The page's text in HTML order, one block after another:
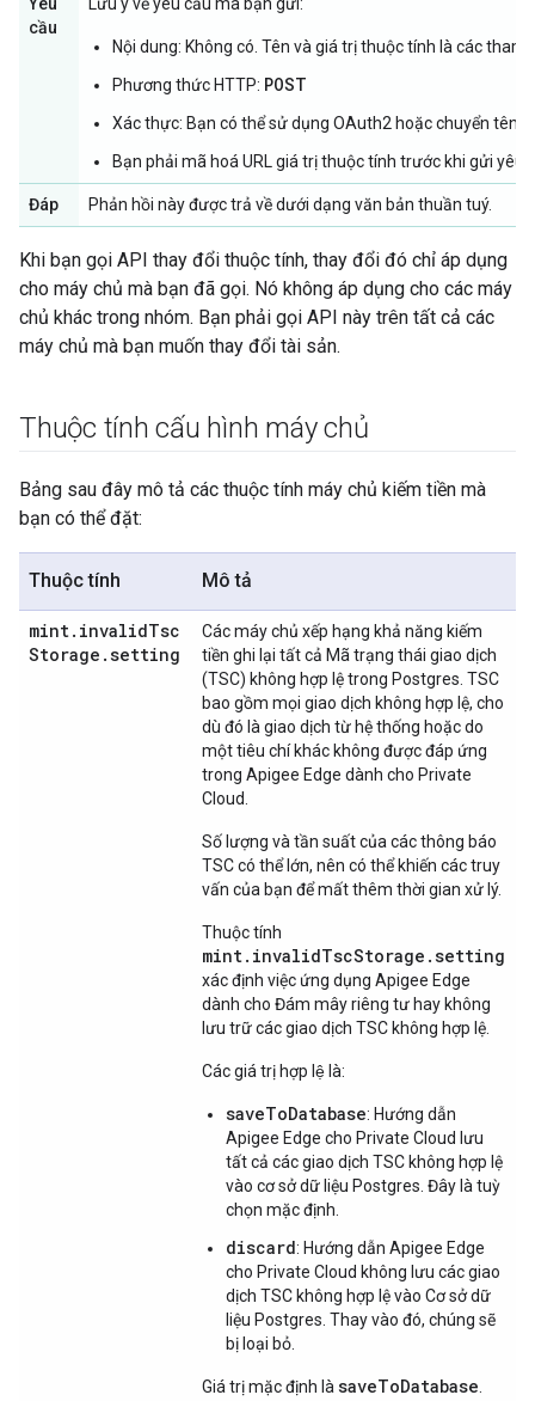
cầu
Nội dung: Không có. Tên và giá trị thuộc tính là các
Phương thức HTTP: POST
Xác thực: Bạn có thể sử dụng OAuth2 hoặc chuyển tên
Bạn phải mã hoá URL giá trị thuộc tính trước khi gửi yêu
Đáp Phản hồi này được trả về dưới dạng văn bản thuần tuý.
Khi bạn gọi API thay đổi thuộc tính, thay đổi đó chỉ áp dụng
cho máy chủ mà bạn đã gọi. Nó không áp dụng cho các máy
chủ khác trong nhóm. Bạn phải gọi API này trên tất cả các
máy chủ mà bạn muốn thay đổi tài sản.
Thuộc tính cấu hình máy chủ
Bảng sau đây mô tả các thuộc tính máy chủ kiếm tiền mà
bạn có thể đặt:
Thuộc tính Mô tả
mint. invalidTsc
Storage .setting
Các máy chủ xếp hạng khả năng kiếm
tiền ghi lại tất cả Mã trạng thái giao dịch
(TSC) không hợp lệ trong Postgres. TSC
bao gồm mọi giao dịch không hợp lệ, cho
dù đó là giao dịch từ hệ thống hoặc do
một tiêu chí khác không được đáp ứng
trong Apigee Edge dành cho Private
Cloud.
Số lượng và tần suất của các thông báo
TSC có thể lớn, nên có thể khiến các truy
vấn của bạn để mất thêm thời gian xử lý.
Thuộc tính
mint.invalidTscStorage.setting
xác định việc ứng dụng Apigee Edge
dành cho Đám mây riêng tư hay không
lưu trữ các giao dịch TSC không hợp lệ.
Các giá trị hợp lệ là:
saveToDatabase: Hướng dẫn
Apigee Edge cho Private Cloud lưu
tất cả các giao dịch TSC không hợp lệ
vào cơ sở dữ liệu Postgres. Đây là tuỳ
chọn mặc định.
discard: Hướng dẫn Apigee Edge
cho Private Cloud không lưu các giao
dịch TSC không hợp lệ vào Cơ sở dữ
liệu Postgres. Thay vào đó, chúng sẽ
bị loại bỏ.
Giá trị mặc định là saveToDatabase